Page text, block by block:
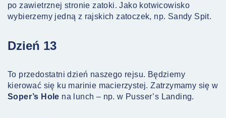
po zawietrznej stronie zatoki. Jako kotwicowisko
wybierzemy jedną z rajskich zatoczek, np. Sandy Spit.
Dzień 13
To przedostatni dzień naszego rejsu. Będziemy
kierować się ku marinie macierzystej. Zatrzymamy się w
Soper’s Hole na lunch – np. w Pusser’s Landing.